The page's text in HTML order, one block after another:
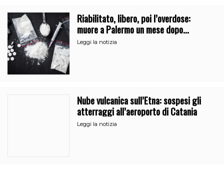
Riabilitato, libero, poi l’overdose:
muore a Palermo un mese dopo
l’uscita dalla comunità
Leggi la notizia
Nube vulcanica sull’Etna: sospesi gli
atterraggi all’aeroporto di Catania
Leggi la notizia